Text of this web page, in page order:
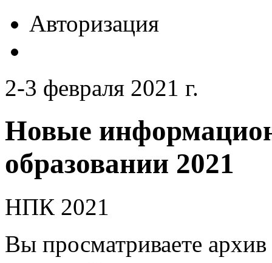
Авторизация
2-3 февраля 2021 г.
Новые
образовании 2021
НПК 2021
Вы просматриваете